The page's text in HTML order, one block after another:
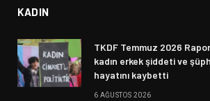
KADIN
TKDF Temmuz 2026
kadın erkek şiddeti ve
hayatını kaybetti
6 AĞUSTOS 2026